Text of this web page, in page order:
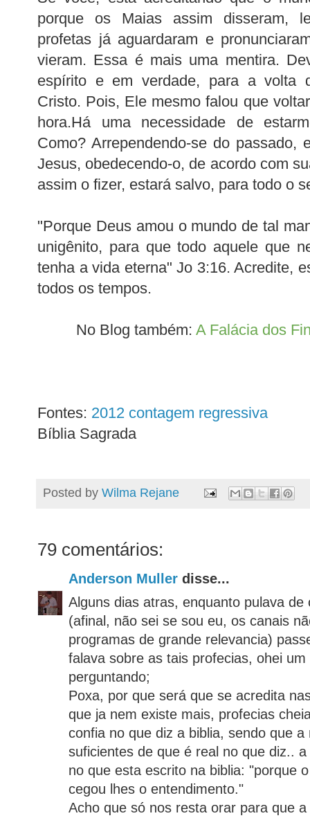
porque os Maias assim disseram,
profetas já aguardaram e
vieram. Essa é mais uma mentira.
espírito e em verdade, para a volta
Cristo. Pois, Ele mesmo falou que
hora.Há uma necessidade de
Como? Arrependendo-se do passado,
Jesus, obedecendo-o, de acordo com
assim o fizer, estará salvo, para todo o
"Porque Deus amou o mundo de tal
unigênito, para que todo aquele que
tenha a vida eterna" Jo 3:16. Acredite,
todos os tempos.
No Blog também: A Falácia dos
Fontes: 2012 contagem regressiva
Bíblia Sagrada
Posted by Wilma Rejane
79 comentários:
Anderson Muller disse...
Alguns dias atras, enquanto pulava de
(afinal, não sei se sou eu, os canais
programas de grande relevancia)
falava sobre as tais profecias, ohei
perguntando;
Poxa, por que será que se acredita
que ja nem existe mais, profecias
confia no que diz a biblia, sendo que
suficientes de que é real no que diz..
no que esta escrito na biblia: "porque
cegou lhes o entendimento."
Acho que só nos resta orar para que